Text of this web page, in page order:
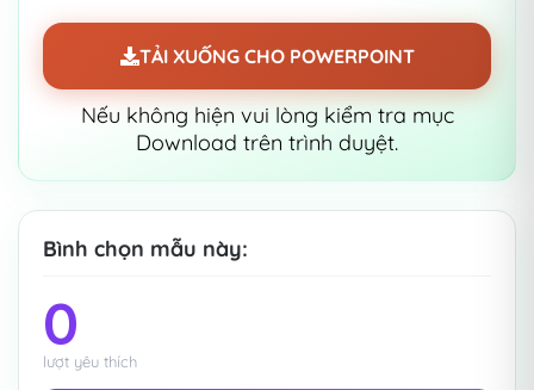
100% có thể chỉnh sửa và dễ dàng
sửa đổi theo ý thích
Chứa đồ thị, bản đồ, bảng, mốc thời
gian và mô hình dễ dàng chỉnh sửa
Được thiết kế để sử dụng Microsoft
TẢI XUỐNG CHO POWERPOINT
Nếu không hiện vui lòng kiểm tra mục
Download trên trình duyệt.
Bình chọn mẫu này:
0
lượt yêu thích